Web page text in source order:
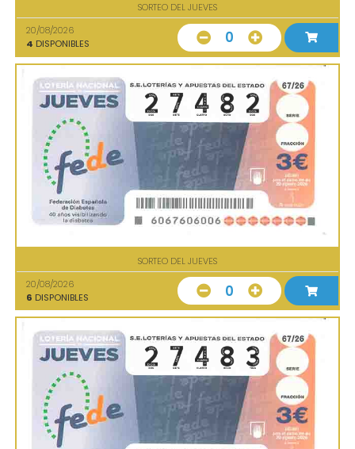
SORTEO DEL JUEVES
20/08/2026
4 DISPONIBLES 0
SORTEO DEL JUEVES
20/08/2026
6 DISPONIBLES 0